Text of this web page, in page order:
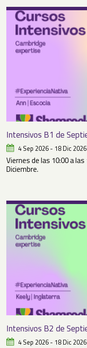
Intensivos B1 de
4 Sep 2026 - 18 Dic 2026
Viernes de las 10:00 a
Diciembre.
Intensivos B2 de
4 Sep 2026 - 18 Dic 2026